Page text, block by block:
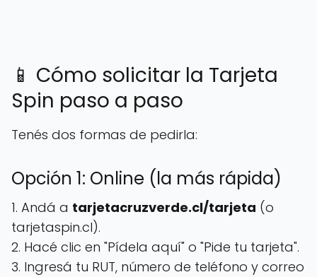
📱 Cómo solicitar la Tarjeta
Spin paso a paso
Tenés dos formas de pedirla:
Opción 1: Online (la más rápida)
1. Andá a tarjetacruzverde.cl/tarjeta (o
tarjetaspin.cl).
2. Hacé clic en "Pídela aquí" o "Pide tu tarjeta".
3. Ingresá tu RUT, número de teléfono y correo